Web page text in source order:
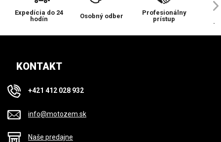
Expedícia do 24
hodín
Osobný odber
Profesionálny
prístup
KONTAKT
+421 412 028 932
info@motozem.sk
Naše predajne